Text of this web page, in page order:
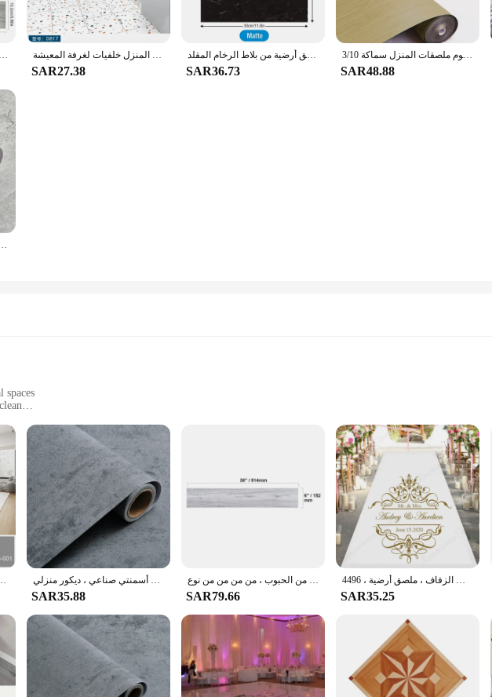
ثلاثية الأبعاد ذاتية اللصق الخشب الحبوب الطابق خلفية كلوريد متعدد الفينيل العصري الطابق الجدار ملصق مقاوم للماء لغرفة المعيشة المرحاض المطبخ ديكور المنزل بولي كلوريد الفينيل ملصقات الكلمة ذاتية اللصق الرطوبة برهان غرفة نوم الحمام مقاوم للماء ورق الحائط ديكور المنزل خلفيات لغرفة المعيشة
SAR27.38
ملصق أرضية من بلاط الرخام المقلد PVC مقاوم للماء ذاتي اللصق لغرفة المعيشة والمرحاض والمطبخ وديكور أرضية المنزل ملصق حائط ثلاثي الأبعاد
SAR36.73
3/10 متر الخشب الحبوب البلاستيكية ملصقات أرضية ذاتية اللصق مقاوم للماء غرفة المعيشة خزانة غرفة النوم ملصقات المنزل سماكة
SAR48.88
ملصقات أرضية ذاتية اللصق من كلوريد البولي فينيل ، مقاومة للزيت ، مقاومة للماء ،
spaces
installers
to durability. Constructed from premium-grade vinyl, this flooring option is engineered to withstand the
space, our vinyl flooring stands up to the challenge. The water-resistant properties ensure that spills
sets the stage for a personalized aesthetic. From sleek, modern patterns to classic, timeless looks, our
it a go-to choice for homeowners and interior designers alike. Whether you're aiming for a contemporary
looking results without the need for specialized tools or expertise. This makes our vinyl floor an ideal
cost-effective flooring solution.
40 سنتيمتر سميكة ذاتية اللصق المضادة للانزلاق الطابق ملصق بلاط ملصقات أرضية مقاومة للماء ذاتية اللصق عتيقة ، ملصقات حائط سميكة ، بلاط فينيل أسمنتي صناعي ، ديكور منزلي
SAR35.88
بلاط أرضيات فيفور ذاتي اللصق من الفينيل لغرفة الطعام والمطبخ ، أرضيات من الخشب العتيق سهلة الصنع من الحبوب ، من من من من نوع VEVOR ، من من حيث المساحة ، من حيث المساحة ، من حيث المساحة ، من 36
SAR79.66
ملصق أرضية مخصص للرقص والزفاف ، ملصق فينيل ، اسم وتاريخ الزفاف ، ديكور حفلات الزفاف ، ملصق أرضية ، 4496
SAR35.25